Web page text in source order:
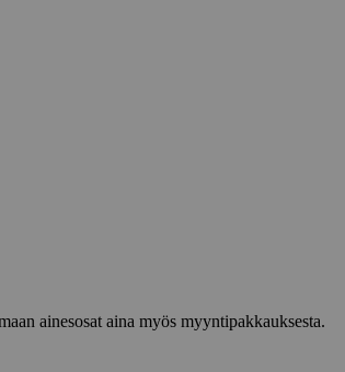
ainesosat aina myös myyntipakkauksesta.